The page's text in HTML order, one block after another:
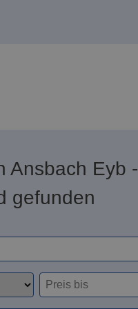
Ansbach Eyb -
gefunden